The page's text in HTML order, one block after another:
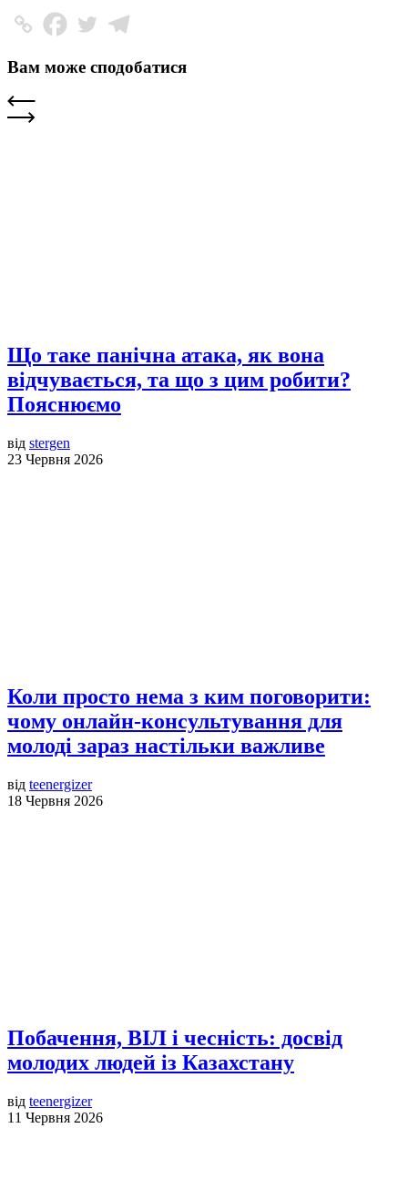
Вам може сподобатися
Що таке панічна атака, як вона
відчувається, та що з цим робити?
Пояснюємо
від stergen
23 Червня 2026
Коли просто нема з ким поговорити:
чому онлайн-консультування для
молоді зараз настільки важливе
від teenergizer
18 Червня 2026
Побачення, ВІЛ і чесність: досвід
молодих людей із Казахстану
від teenergizer
11 Червня 2026